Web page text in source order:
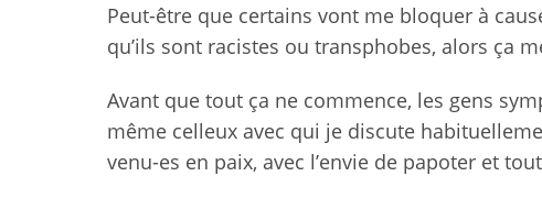
Peut-être que certains vont me bloquer à
qu’ils sont racistes ou transphobes, alors ça
Avant que tout ça ne commence, les gens
même celleux avec qui je discute
venu-es en paix, avec l’envie de papoter et